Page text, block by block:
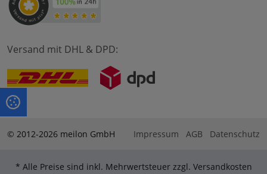
Versand mit DHL & DPD:
© 2012-2026 meilon GmbH Impressum AGB Datenschutz
* Alle Preise sind inkl. Mehrwertsteuer zzgl. Versandkosten